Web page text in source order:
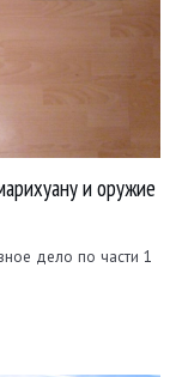
и оружие
дело по части 1